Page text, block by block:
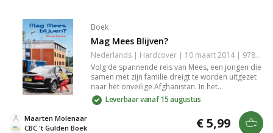
Boek
Mag Mees Blijven?
Nederlands | Hardcover | 10 maart 2014 | 9789033611902
Volg de spannende reis van Mees, een jongen die
samen met zijn familie dreigt te worden uitgezet
naar het onveilige Afghanistan. In het
asielzoekerscentrum in Katwijk vindt Mees hoop
en steun bij zijn beste vriend Jelmer. Kan
vriendschap de minister overtuigen om hen te
laten blijven? Ontdek het verhaal van moed en
Leverbaar vanaf 15 augustus
CBC 't Gulden Boek
Maarten Molenaar € 5,99